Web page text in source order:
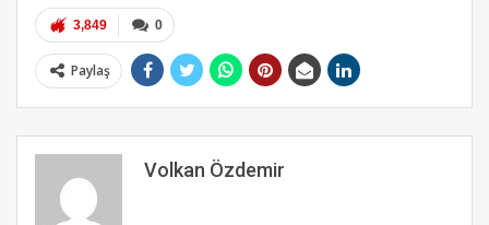
0
3,849
Paylaş
Volkan Özdemir